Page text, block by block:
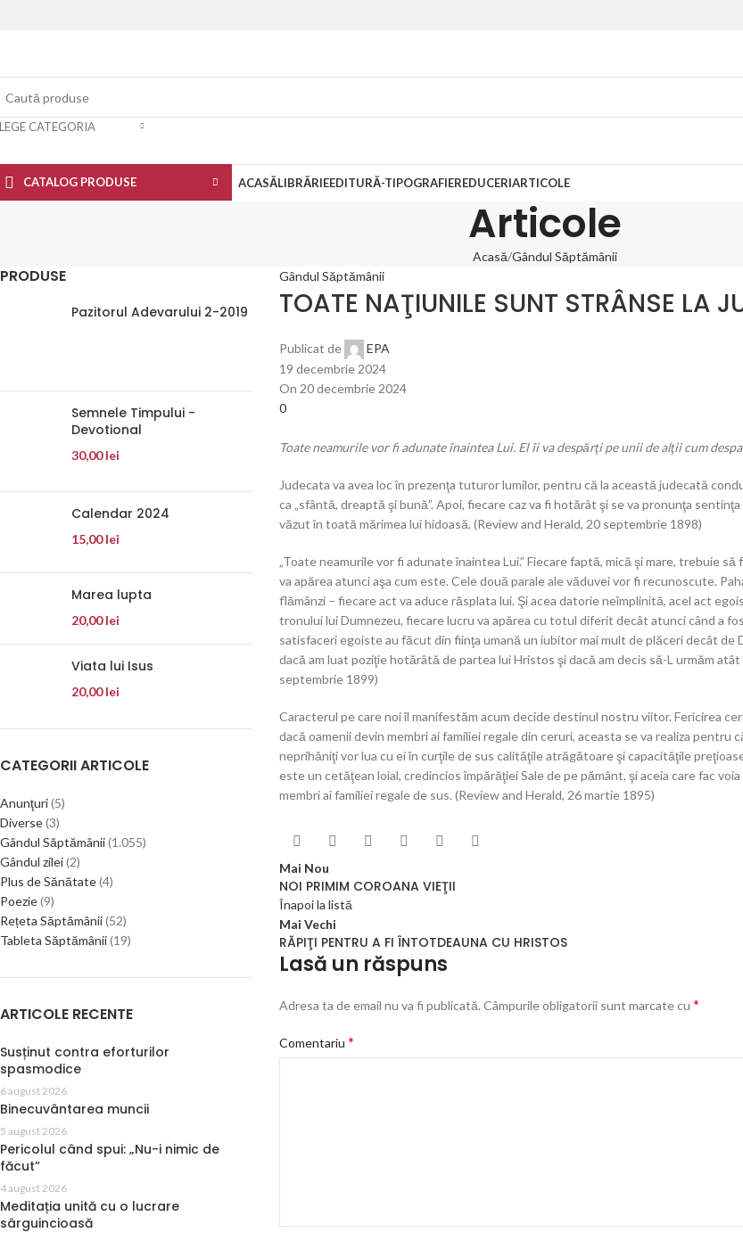
CATEGORIA
CATALOG PRODUSE ACASĂLIBRĂRIEEDITURĂ-TIPOGRAFIEREDUCERIARTICOLE
Articole
Acasă Gândul Săptămânii
PRODUSE
Pazitorul Adevarului 2-2019
Semnele Timpului -
Devotional
30,00lei
Calendar 2024
15,00lei
Marea lupta
20,00lei
Viata lui Isus
20,00lei
CATEGORII ARTICOLE
Anunţuri(5)
Diverse(3)
Gândul Săptămânii(1.055)
Gândul zilei(2)
Plus de Sănătate(4)
Poezie(9)
Rețeta Săptămânii(52)
Tableta Săptămânii(19)
ARTICOLE RECENTE
Susținut contra eforturilor
spasmodice
6 august 2026
Binecuvântarea muncii
5 august 2026
Pericolul când spui: „Nu-i nimic de
făcut”
4 august 2026
Meditația unită cu o lucrare
sârguincioasă
Gândul Săptămânii
TOATE NAŢIUNILE SUNT STRÂNSE LA
Publicat de
EPA
19 decembrie 2024
On 20 decembrie 2024
0
Toate neamurile vor fi adunate înaintea Lui. El îi va despărţi pe unii de alţii cum
Judecata va avea loc în prezenţa tuturor lumilor, pentru că la această judecată
ca „sfântă, dreaptă şi bună”. Apoi, fiecare caz va fi hotărât şi se va pronunţa
văzut în toată mărimea lui hidoasă. (Review and Herald, 20 septembrie 1898)
„Toate neamurile vor fi adunate înaintea Lui.” Fiecare faptă, mică şi mare, trebuie
va apărea atunci aşa cum este. Cele două parale ale văduvei vor fi recunoscute.
flămânzi – fiecare act va aduce răsplata lui. Şi acea datorie neîmplinită, acel act
tronului lui Dumnezeu, fiecare lucru va apărea cu totul diferit decât atunci când a
satisfaceri egoiste au făcut din fiinţa umană un iubitor mai mult de plăceri decât de
dacă am luat poziţie hotărâtă de partea lui Hristos şi dacă am decis să-L urmăm
septembrie 1899)
Caracterul pe care noi îl manifestăm acum decide destinul nostru viitor. Fericirea
dacă oamenii devin membri ai familiei regale din ceruri, aceasta se va realiza
neprihăniţi vor lua cu ei în curţile de sus calităţile atrăgătoare şi capacităţile
este un cetăţean loial, credincios împărăţiei Sale de pe pământ, şi aceia care fac
membri ai familiei regale de sus. (Review and Herald, 26 martie 1895)
Mai Nou
NOI PRIMIM COROANA VIEŢII
Înapoi la listă
Mai Vechi
RĂPIŢI PENTRU A FI ÎNTOTDEAUNA CU HRISTOS
Lasă un răspuns
Adresa ta de email nu va fi publicată.Câmpurile obligatorii sunt marcate cu *
Comentariu *